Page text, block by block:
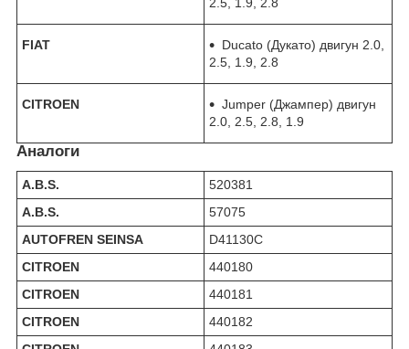
2.5, 1.9, 2.8
FIAT
Ducato (Дукато) двигун 2.0,
2.5, 1.9, 2.8
CITROEN
Jumper (Джампер) двигун
2.0, 2.5, 2.8, 1.9
Аналоги
A.B.S.
520381
A.B.S.
57075
AUTOFREN SEINSA
D41130C
CITROEN
440180
CITROEN
440181
CITROEN
440182